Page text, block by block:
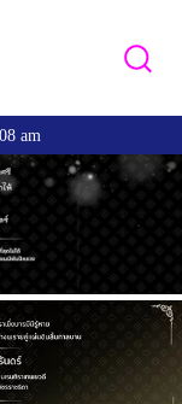
am